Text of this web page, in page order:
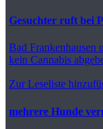
Gesuchter ruft bei
Bad Frankenhausen
kein Cannabis
Zur Leseliste
mehrere Hunde